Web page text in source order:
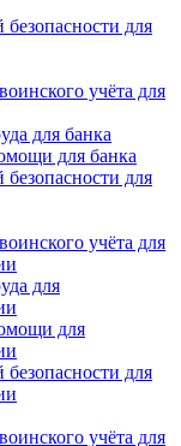
для
учёта для
для банка
для банка
для
учёта для
для
для
для
учёта для